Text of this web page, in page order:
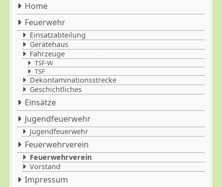
Home
Feuerwehr
Einsatzabteilung
Gerätehaus
Fahrzeuge
TSF-W
TSF
Dekontaminationsstrecke
Geschichtliches
Einsätze
Jugendfeuerwehr
Jugendfeuerwehr
Feuerwehrverein
Feuerwehrverein
Vorstand
Impressum